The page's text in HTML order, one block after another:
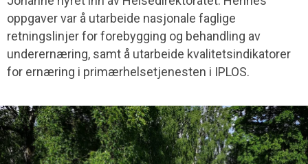
oppgaver var å utarbeide nasjonale faglige
retningslinjer for forebygging og behandling av
underernæring, samt å utarbeide kvalitetsindikatorer
for ernæring i primærhelsetjenesten i IPLOS.